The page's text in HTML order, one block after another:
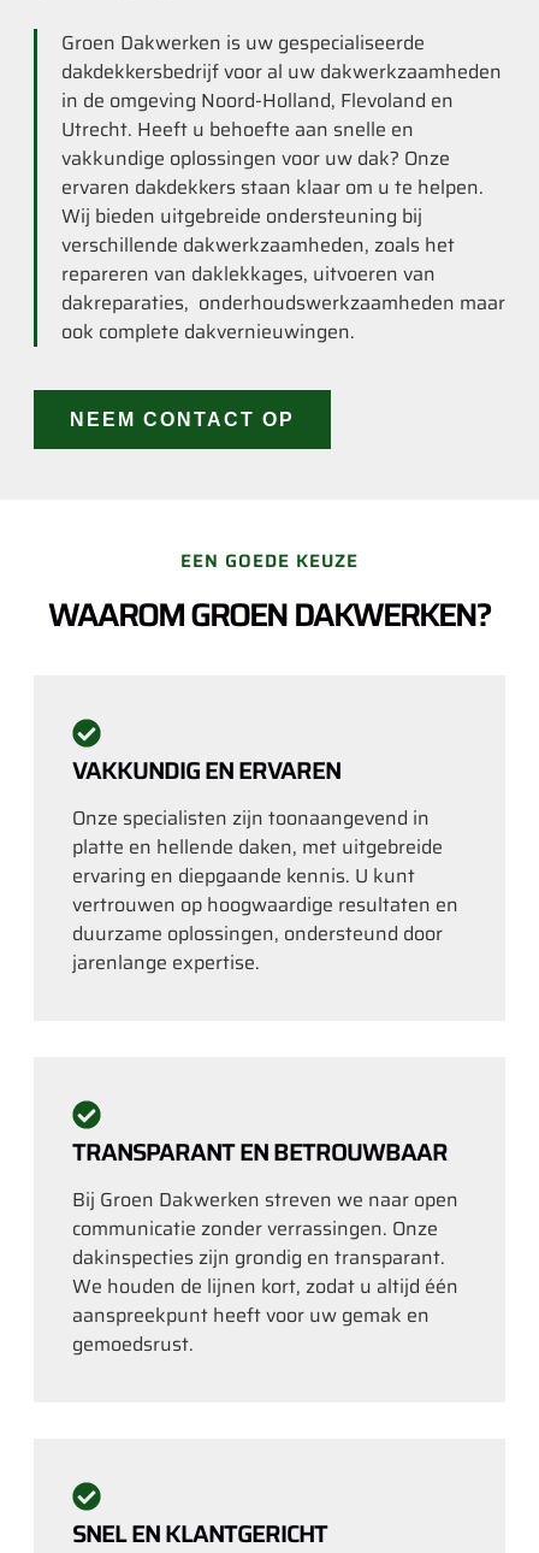
Groen Dakwerken is uw gespecialiseerde
dakdekkersbedrijf voor al uw dakwerkzaamheden
in de omgeving Noord-Holland, Flevoland en
Utrecht. Heeft u behoefte aan snelle en
vakkundige oplossingen voor uw dak? Onze
ervaren dakdekkers staan klaar om u te helpen.
Wij bieden uitgebreide ondersteuning bij
verschillende dakwerkzaamheden, zoals het
repareren van daklekkages, uitvoeren van
dakreparaties, onderhoudswerkzaamheden maar
ook complete dakvernieuwingen.
NEEM CONTACT OP
EEN GOEDE KEUZE
WAAROM GROEN DAKWERKEN?
VAKKUNDIG EN ERVAREN
Onze specialisten zijn toonaangevend in
platte en hellende daken, met uitgebreide
ervaring en diepgaande kennis. U kunt
vertrouwen op hoogwaardige resultaten en
duurzame oplossingen, ondersteund door
jarenlange expertise.
TRANSPARANT EN BETROUWBAAR
Bij Groen Dakwerken streven we naar open
communicatie zonder verrassingen. Onze
dakinspecties zijn grondig en transparant.
We houden de lijnen kort, zodat u altijd één
aanspreekpunt heeft voor uw gemak en
gemoedsrust.
SNEL EN KLANTGERICHT